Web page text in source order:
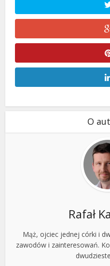
O
Rafał
Mąż, ojciec jednej córki i
zawodów i zainteresowań.